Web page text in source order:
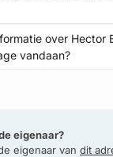
over Hector
vandaan?
eigenaar?
eigenaar van dit